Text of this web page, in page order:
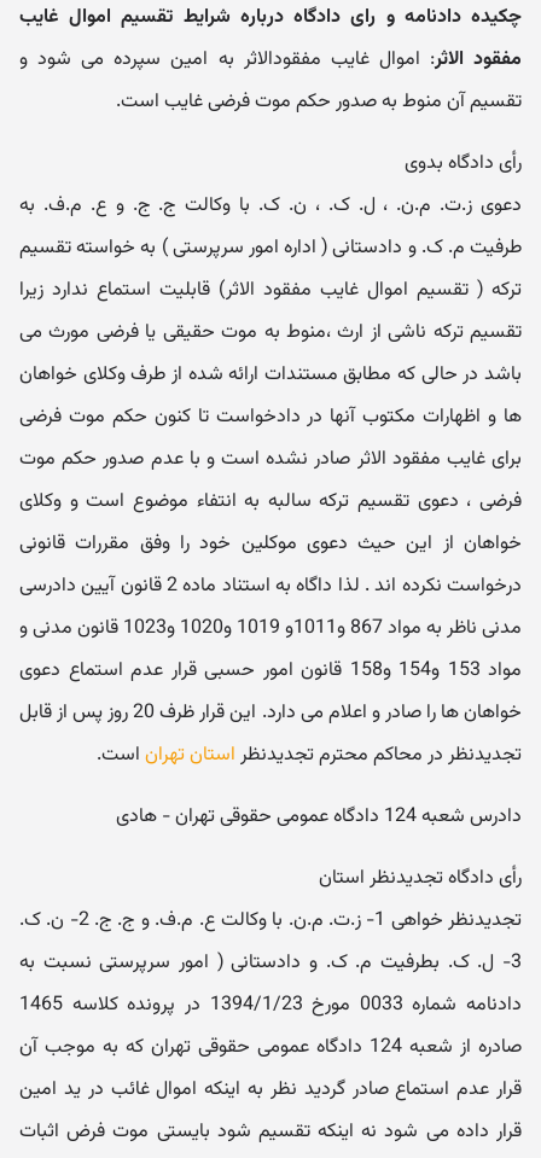
چکیده دادنامه و رای دادگاه درباره شرایط تقسیم اموال غایب
مفقود الاثر: اموال غایب مفقودالاثر به امین سپرده می شود و
تقسیم آن منوط به صدور حکم موت فرضی غایب است.
رأی دادگاه بدوی
دعوی ز.ت. م.ن. ، ل. ک. ، ن. ک. با وکالت ج. ج. و ع. م.ف. به
طرفیت م. ک. و دادستانی ( اداره امور سرپرستی ) به خواسته تقسیم
ترکه ( تقسیم اموال غایب مفقود الاثر) قابلیت استماع ندارد زیرا
تقسیم ترکه ناشی از ارث ،منوط به موت حقیقی یا فرضی مورث می
باشد در حالی که مطابق مستندات ارائه شده از طرف وکلای خواهان
ها و اظهارات مکتوب آنها در دادخواست تا کنون حکم موت فرضی
برای غایب مفقود الاثر صادر نشده است و با عدم صدور حکم موت
فرضی ، دعوی تقسیم ترکه سالبه به انتفاء موضوع است و وکلای
خواهان از این حیث دعوی موکلین خود را وفق مقررات قانونی
درخواست نکرده اند . لذا داگاه به استناد ماده 2 قانون آیین دادرسی
مدنی ناظر به مواد 867 و1011و 1019 و1020 و1023 قانون مدنی و
مواد 153 و154 و158 قانون امور حسبی قرار عدم استماع دعوی
خواهان ها را صادر و اعلام می دارد. این قرار ظرف 20 روز پس از قابل
تجدیدنظر در محاکم محترم تجدیدنظر استان تهران است.
دادرس شعبه 124 دادگاه عمومی حقوقی تهران - هادی
رأی دادگاه تجدیدنظر استان
تجدیدنظر خواهی 1- ز.ت. م.ن. با وکالت ع. م.ف. و ج. ج. 2- ن. ک.
3- ل. ک. بطرفیت م. ک. و دادستانی ( امور سرپرستی نسبت به
دادنامه شماره 0033 مورخ 1394/1/23 در پرونده کلاسه 1465
صادره از شعبه 124 دادگاه عمومی حقوقی تهران که به موجب آن
قرار عدم استماع صادر گردید نظر به اینکه اموال غائب در ید امین
قرار داده می شود نه اینکه تقسیم شود بایستی موت فرض اثبات